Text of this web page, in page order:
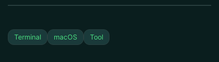
Terminal macOS Tool